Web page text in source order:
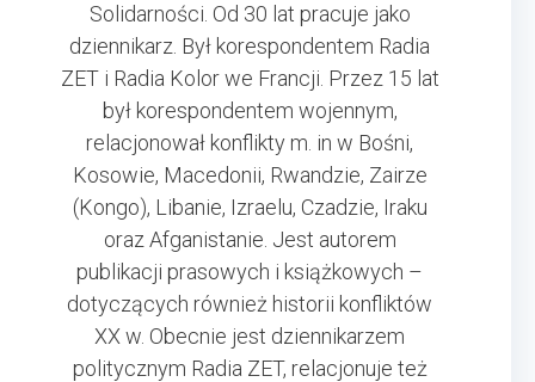
Solidarności. Od 30 lat pracuje jako
dziennikarz. Był korespondentem Radia
ZET i Radia Kolor we Francji. Przez 15 lat
był korespondentem wojennym,
relacjonował konflikty m. in w Bośni,
Kosowie, Macedonii, Rwandzie, Zairze
(Kongo), Libanie, Izraelu, Czadzie, Iraku
oraz Afganistanie. Jest autorem
publikacji prasowych i książkowych –
dotyczących również historii konfliktów
XX w. Obecnie jest dziennikarzem
politycznym Radia ZET, relacjonuje też